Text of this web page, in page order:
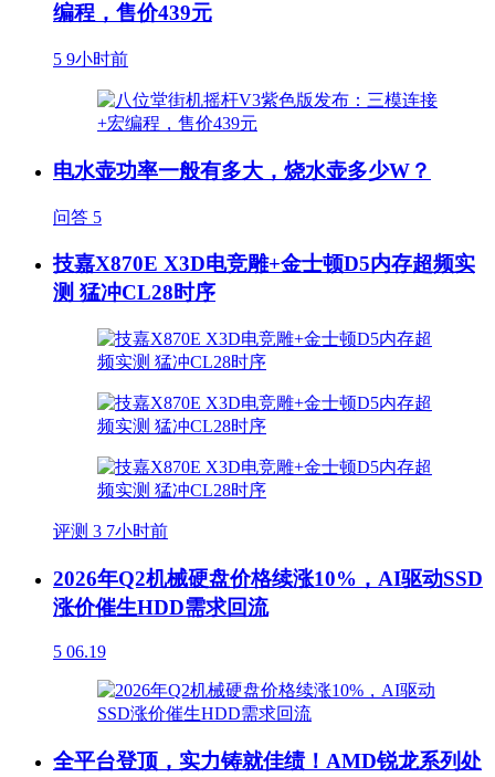
编程，售价439元
5 9小时前
电水壶功率一般有多大，烧水壶多少W？
问答 5
技嘉X870E X3D电竞雕+金士顿D5内存超频实
测 猛冲CL28时序
评测 3 7小时前
2026年Q2机械硬盘价格续涨10%，AI驱动SSD
涨价催生HDD需求回流
5 06.19
全平台登顶，实力铸就佳绩！AMD锐龙系列处